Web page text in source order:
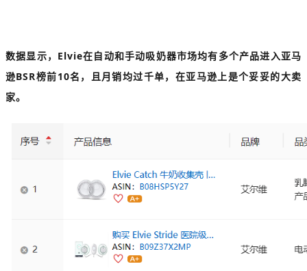
数据显示，Elvie在自动和手动吸奶器市场均有多个产品进入亚马
逊BSR榜前10名，且月销均过千单，在亚马逊上是个妥妥的大卖
家。